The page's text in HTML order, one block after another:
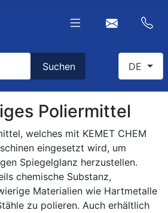
Suchen DE
Poliermittel
welches mit KEMET CHEM
eingesetzt wird, um
Spiegelglanz herzustellen.
chemische Substanz,
Materialien wie Hartmetalle
zu polieren. Auch erhältlich